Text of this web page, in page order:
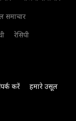
समाचार
रेसिपी
करें
हमारे उसूल